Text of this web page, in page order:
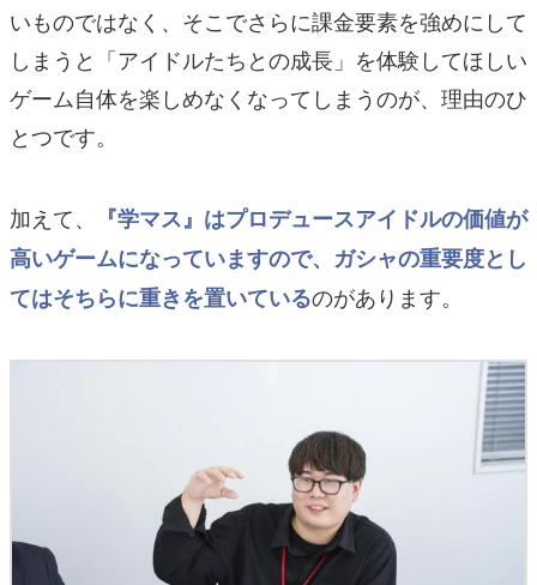
いものではなく、そこでさらに課金要素を強めにして
しまうと「アイドルたちとの成長」を体験してほしい
ゲーム自体を楽しめなくなってしまうのが、理由のひ
とつです。
加えて、
『学マス』はプロデュースアイドルの価値が
高いゲームになっていますので、ガシャの重要度とし
てはそちらに重きを置いているのがあります。